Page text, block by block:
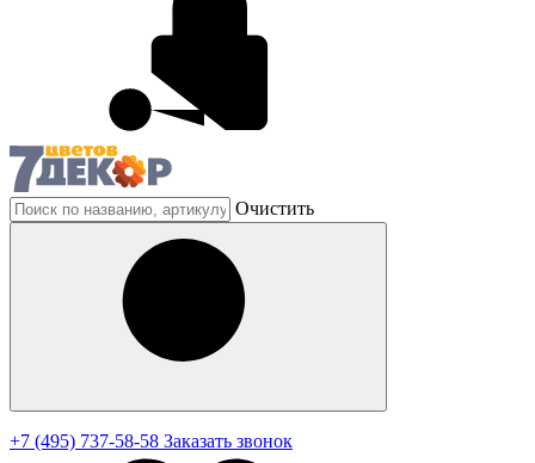
Очистить
+7 (495) 737-58-58 Заказать звонок